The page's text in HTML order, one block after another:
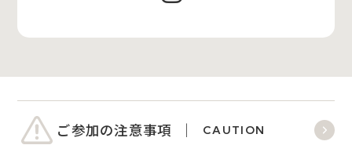
ご参加の注意事項 CAUTION